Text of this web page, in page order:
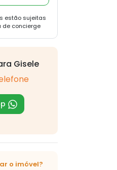
estão sujeitas
de concierge
Gisele
o imóvel?